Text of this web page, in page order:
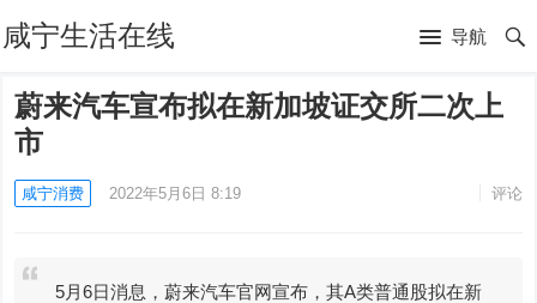
咸宁生活在线 导航
蔚来汽车宣布拟在新加坡证交所二次上
市
咸宁消费 2022年5月6日 8:19 评论
5月6日消息，蔚来汽车官网宣布，其A类普通股拟在新